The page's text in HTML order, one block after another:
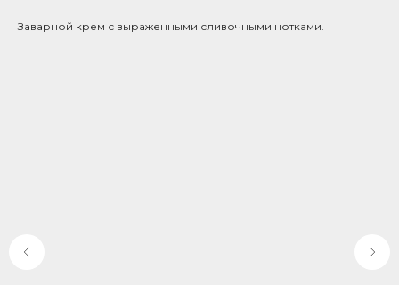
Заварной крем с выраженными сливочными нотками.